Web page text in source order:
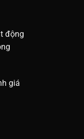
động
giá